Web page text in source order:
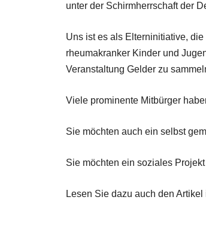
unter der Schirmherrschaft der
Uns ist es als Elterninitiative,
rheumakranker Kinder und
Veranstaltung Gelder zu
Viele prominente Mitbürger
Sie möchten auch ein selbst
Sie möchten ein soziales
Lesen Sie dazu auch den